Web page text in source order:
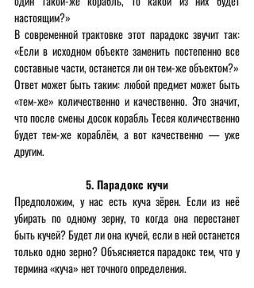
настоящим?»
В современной трактовке этот парадокс звучит так:
«Если в исходном объекте заменить постепенно все
составные части, останется ли он тем-же объектом?»
Ответ может быть таким: любой предмет может быть
«тем-же» количественно и качественно. Это значит,
что после смены досок корабль Тесея количественно
будет тем-же кораблём, а вот качественно — уже
другим.
5. Парадокс кучи
Предположим, у нас есть куча зёрен. Если из неё
убирать по одному зерну, то когда она перестанет
быть кучей? Будет ли она кучей, если в ней останется
только одно зерно? Объясняется парадокс тем, что у
термина «куча» нет точного определения.